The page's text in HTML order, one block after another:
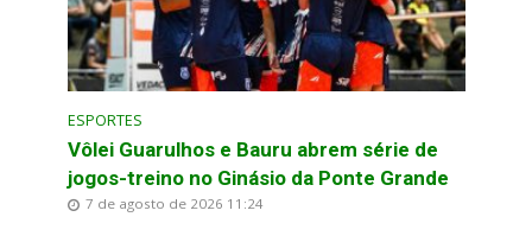
ESPORTES
Vôlei Guarulhos e Bauru abrem série de
jogos-treino no Ginásio da Ponte Grande
7 de agosto de 2026 11:24